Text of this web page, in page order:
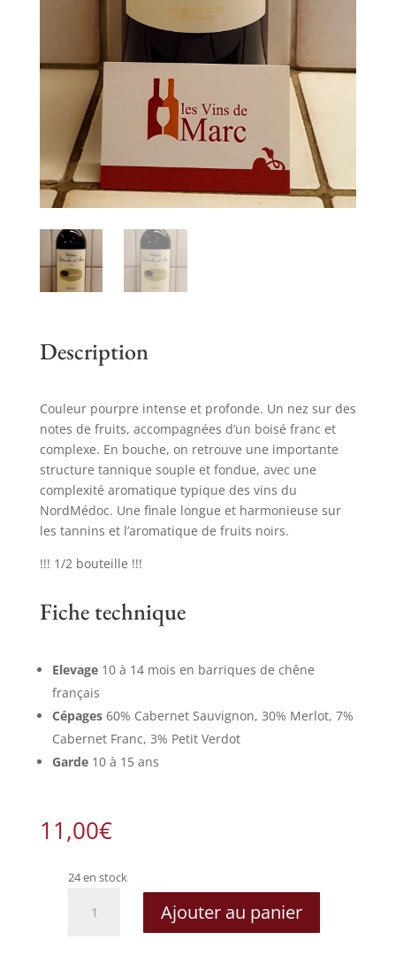
Description
Couleur pourpre intense et profonde. Un nez sur des
notes de fruits, accompagnées d’un boisé franc et
complexe. En bouche, on retrouve une importante
structure tannique souple et fondue, avec une
complexité aromatique typique des vins du
NordMédoc. Une finale longue et harmonieuse sur
les tannins et l’aromatique de fruits noirs.
!!! 1/2 bouteille !!!
Fiche technique
Elevage 10 à 14 mois en barriques de chêne
français
Cépages 60% Cabernet Sauvignon, 30% Merlot, 7%
Cabernet Franc, 3% Petit Verdot
Garde 10 à 15 ans
11,00€
24 en stock
Ajouter au panier